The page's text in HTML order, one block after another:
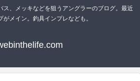
ス、メッキなどを狙うアングラーのブログ。最近
がメイン。釣具インプレなども。